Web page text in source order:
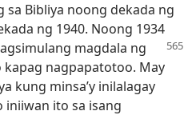
sa Bibliya noong dekada ng
ng 1940. Noong 1934
magdala ng
nagpapatotoo. May
kung minsa’y inilalagay
iniiwan ito sa isang